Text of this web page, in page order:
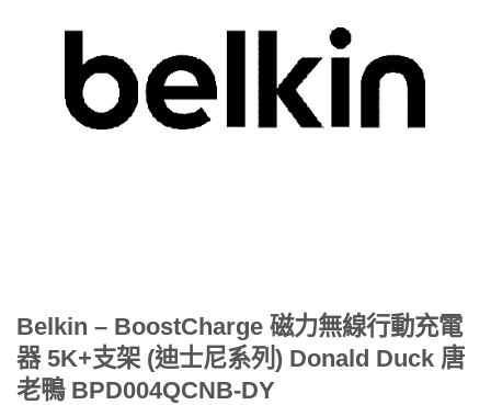
Belkin – BoostCharge 磁力無線行動充電
器 5K+支架 (迪士尼系列) Donald Duck 唐
老鴨 BPD004QCNB-DY